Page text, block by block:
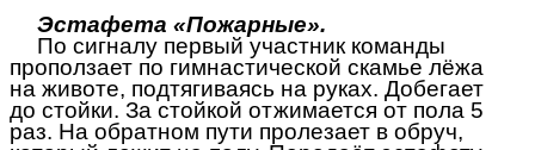
Эстафета «Пожарные».
По сигналу первый участник команды
проползает по гимнастической скамье лёжа
на животе, подтягиваясь на руках. Добегает
до стойки. За стойкой отжимается от пола 5
раз. На обратном пути пролезает в обруч,